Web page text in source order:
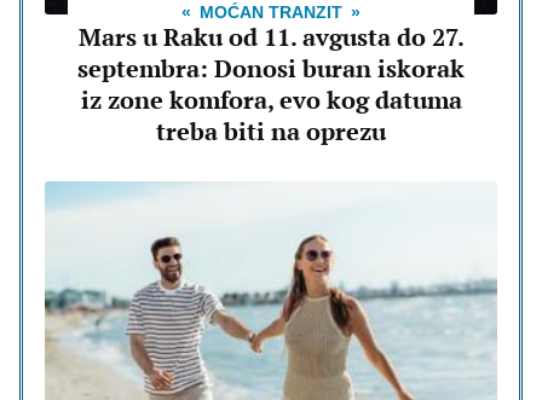
MOĆAN TRANZIT
Mars u Raku od 11. avgusta do 27.
septembra: Donosi buran iskorak
iz zone komfora, evo kog datuma
treba biti na oprezu